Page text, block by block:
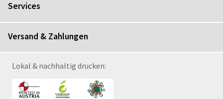
Services
Versand & Zahlungen
Lokal & nachhaltig drucken: